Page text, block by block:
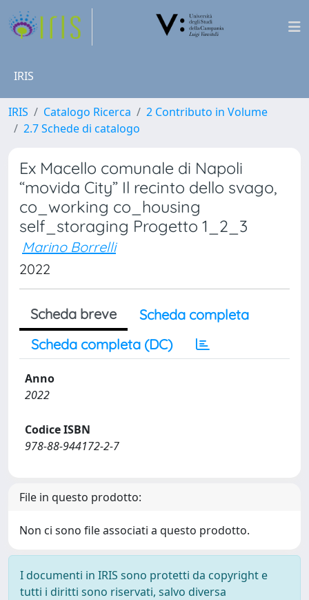
IRIS
IRIS Catalogo Ricerca
2 Contributo in Volume
2.7 Schede di catalogo
Ex Macello comunale di Napoli
“movida City” Il recinto dello svago,
co_working co_housing
self_storaging Progetto 1_2_3
Marino Borrelli
2022
Scheda breve
Scheda completa
Scheda completa (DC)
Anno
2022
Codice ISBN
978-88-944172-2-7
File in questo prodotto:
Non ci sono file associati a questo prodotto.
I documenti in IRIS sono protetti da copyright e
tutti i diritti sono riservati, salvo diversa